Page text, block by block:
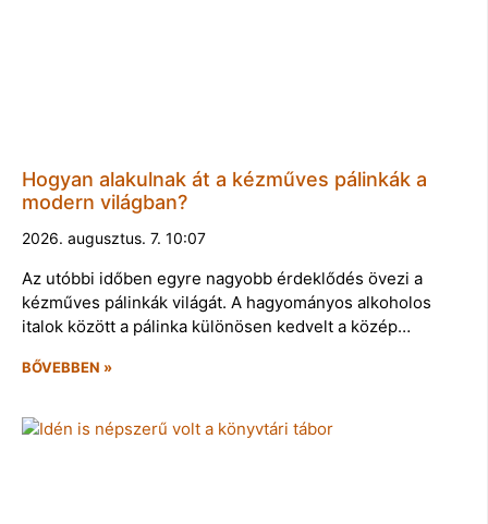
Hogyan alakulnak át a kézműves pálinkák a
modern világban?
2026. augusztus. 7. 10:07
Az utóbbi időben egyre nagyobb érdeklődés övezi a
kézműves pálinkák világát. A hagyományos alkoholos
italok között a pálinka különösen kedvelt a közép…
BŐVEBBEN »